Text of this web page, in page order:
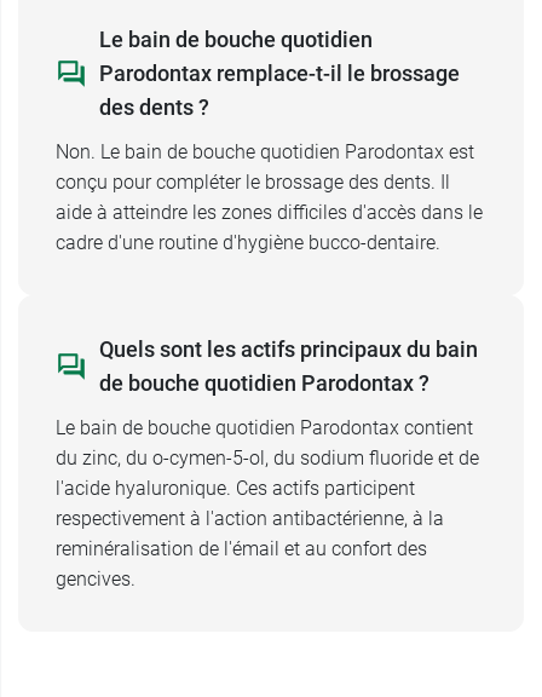
Le bain de bouche quotidien
Parodontax remplace-t-il le brossage
des dents ?
Non. Le bain de bouche quotidien Parodontax est
conçu pour compléter le brossage des dents. Il
aide à atteindre les zones difficiles d'accès dans le
cadre d'une routine d'hygiène bucco-dentaire.
Quels sont les actifs principaux du bain
de bouche quotidien Parodontax ?
Le bain de bouche quotidien Parodontax contient
du zinc, du o-cymen-5-ol, du sodium fluoride et de
l'acide hyaluronique. Ces actifs participent
respectivement à l'action antibactérienne, à la
reminéralisation de l'émail et au confort des
gencives.